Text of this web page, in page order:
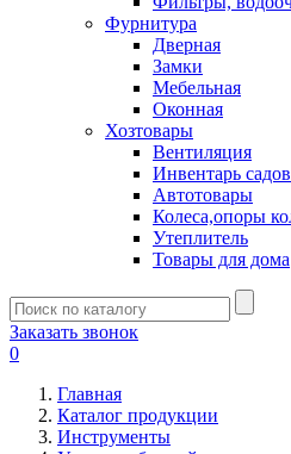
Фурнитура
Дверная
Замки
Мебельная
Оконная
Хозтовары
Вентиляция
Инвентарь
Автотовары
Колеса,опоры
Утеплитель
Товары для дома
Заказать звонок
0
Главная
Каталог продукции
Инструменты